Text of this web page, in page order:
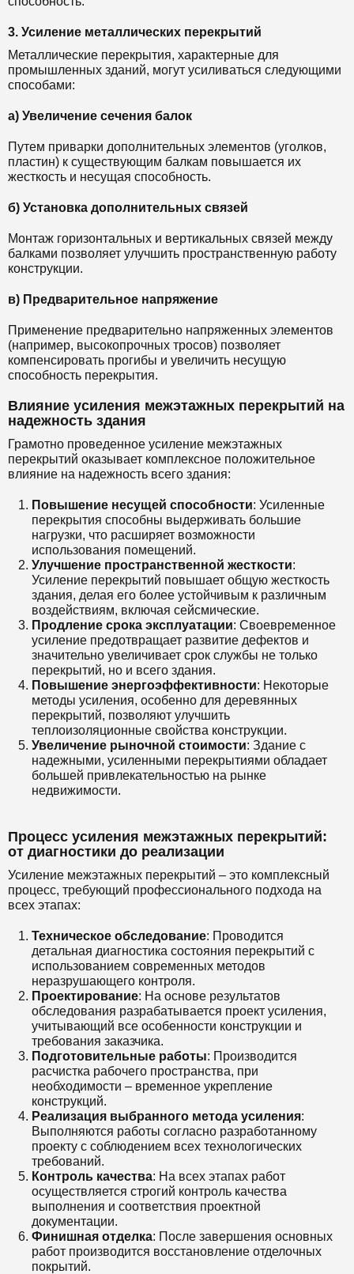
3. Усиление металлических перекрытий
Металлические перекрытия, характерные для
промышленных зданий, могут усиливаться следующими
способами:
а) Увеличение сечения балок
Путем приварки дополнительных элементов (уголков,
пластин) к существующим балкам повышается их
жесткость и несущая способность.
б) Установка дополнительных связей
Монтаж горизонтальных и вертикальных связей между
балками позволяет улучшить пространственную работу
конструкции.
в) Предварительное напряжение
Применение предварительно напряженных элементов
(например, высокопрочных тросов) позволяет
компенсировать прогибы и увеличить несущую
способность перекрытия.
Влияние усиления межэтажных перекрытий на
надежность здания
Грамотно проведенное усиление межэтажных
перекрытий оказывает комплексное положительное
влияние на надежность всего здания:
Повышение несущей способности: Усиленные
перекрытия способны выдерживать большие
нагрузки, что расширяет возможности
использования помещений.
Улучшение пространственной жесткости:
Усиление перекрытий повышает общую жесткость
здания, делая его более устойчивым к различным
воздействиям, включая сейсмические.
Продление срока эксплуатации: Своевременное
усиление предотвращает развитие дефектов и
значительно увеличивает срок службы не только
перекрытий, но и всего здания.
Повышение энергоэффективности: Некоторые
методы усиления, особенно для деревянных
перекрытий, позволяют улучшить
теплоизоляционные свойства конструкции.
Увеличение рыночной стоимости: Здание с
надежными, усиленными перекрытиями обладает
большей привлекательностью на рынке
недвижимости.
Процесс усиления межэтажных перекрытий:
от диагностики до реализации
Усиление межэтажных перекрытий – это комплексный
процесс, требующий профессионального подхода на
всех этапах:
Техническое обследование: Проводится
детальная диагностика состояния перекрытий с
использованием современных методов
неразрушающего контроля.
Проектирование: На основе результатов
обследования разрабатывается проект усиления,
учитывающий все особенности конструкции и
требования заказчика.
Подготовительные работы: Производится
расчистка рабочего пространства, при
необходимости – временное укрепление
конструкций.
Реализация выбранного метода усиления:
Выполняются работы согласно разработанному
проекту с соблюдением всех технологических
требований.
Контроль качества: На всех этапах работ
осуществляется строгий контроль качества
выполнения и соответствия проектной
документации.
Финишная отделка: После завершения основных
работ производится восстановление отделочных
покрытий.